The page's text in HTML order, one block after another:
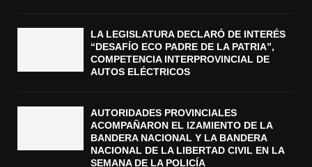
LA LEGISLATURA DECLARÓ DE INTERÉS
“DESAFÍO ECO PADRE DE LA PATRIA”,
COMPETENCIA INTERPROVINCIAL DE
AUTOS ELÉCTRICOS
AUTORIDADES PROVINCIALES
ACOMPAÑARON EL IZAMIENTO DE LA
BANDERA NACIONAL Y LA BANDERA
NACIONAL DE LA LIBERTAD CIVIL EN LA
SEMANA DE LA POLICÍA